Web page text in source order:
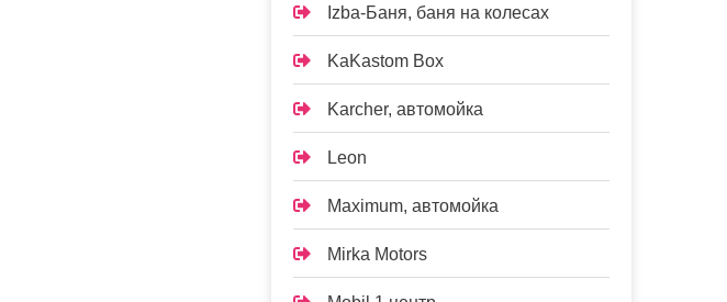
Izba-Баня, баня на колесах
KaKastom Box
Karcher, автомойка
Leon
Maximum, автомойка
Mirka Motors